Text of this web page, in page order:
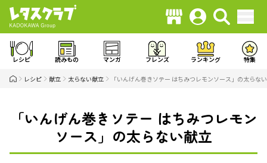
レシピ 読みもの マンガ フレンズ ランキング 特集
レシピ 献立 太らない献立 「いんげん巻きソテー はちみつレモンソース」の太らな
「いんげん巻きソテー はちみつレモン
ソース」の太らない献立